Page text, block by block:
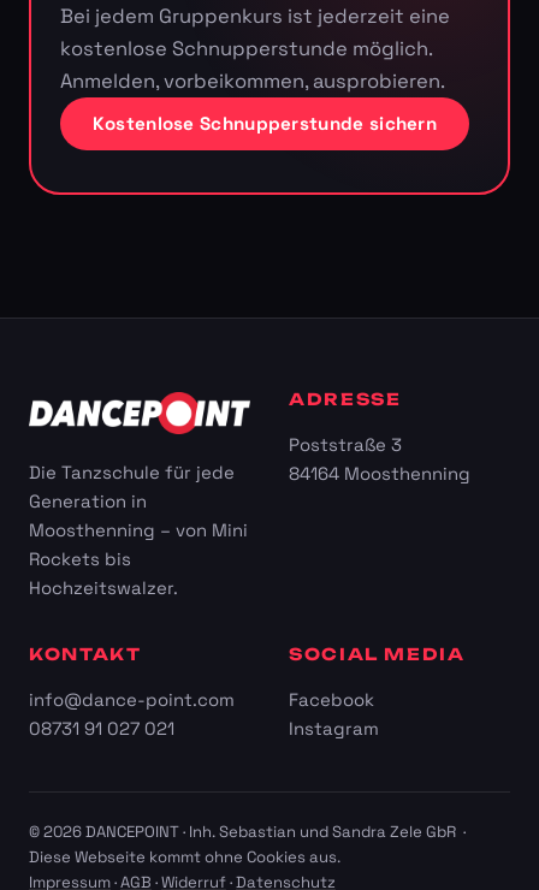
Bei jedem Gruppenkurs ist jederzeit eine
kostenlose Schnupperstunde möglich.
Anmelden, vorbeikommen, ausprobieren.
Kostenlose Schnupperstunde sichern
Die Tanzschule für jede
Generation in
Moosthenning – von Mini
Rockets bis
Hochzeitswalzer.
ADRESSE
Poststraße 3
84164 Moosthenning
KONTAKT
info@dance-point.com
08731 91 027 021
SOCIAL MEDIA
Facebook
Instagram
© 2026 DANCEPOINT · Inh. Sebastian und Sandra Zele GbR ·
Diese Webseite kommt ohne Cookies aus.
Impressum·AGB ·Widerruf·Datenschutz